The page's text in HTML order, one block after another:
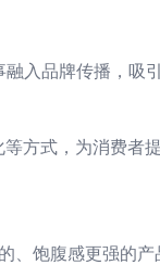
入品牌传播，吸
方式，为消费者
、饱腹感更强的